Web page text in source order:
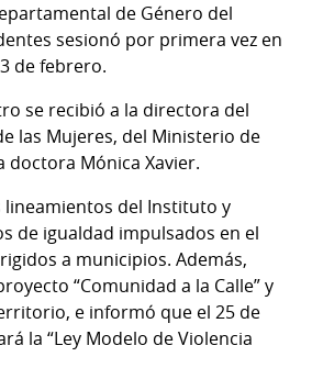
de Género del
sesionó por primera vez en
de febrero.
se recibió a la directora del
las Mujeres, del Ministerio de
doctora Mónica Xavier.
lineamientos del Instituto y
de igualdad impulsados en el
a municipios. Además,
“Comunidad a la Calle” y
e informó que el 25 de
la “Ley Modelo de Violencia